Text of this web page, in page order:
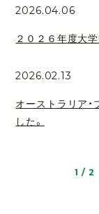
2026.04.06
２０２６年度大
2026.02.13
オーストラリア
した。
1 / 2